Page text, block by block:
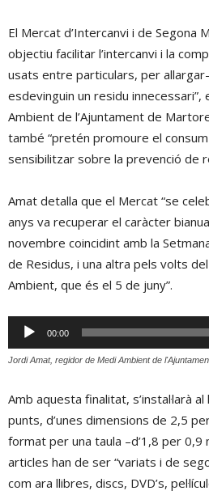
El Mercat d’Intercanvi i de Segona
objectiu facilitar l’intercanvi i la
usats entre particulars, per
esdevinguin un residu
Ambient de l’Ajuntament de
també “pretén promoure el
sensibilitzar sobre la prevenció de
Amat detalla que el Mercat “se
anys va recuperar el caràcter
novembre coincidint amb la
de Residus, i una altra pels volts
Ambient, que és el 5 de juny”.
Reproductor
d'àudio
00:00
Jordi Amat, regidor de Medi Ambient de
Amb aquesta finalitat, s’instal·larà
punts, d’unes dimensions de 2,5
format per una taula –d’1,8 per 0,9
articles han de ser “variats i de
com ara llibres, discs, DVD’s,